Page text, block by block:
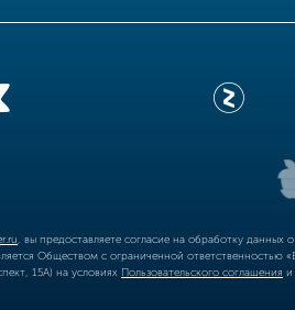
, вы предоставляете согласие на обработку
Обществом с ограниченной
15А) на условиях Пользовательского соглашения и